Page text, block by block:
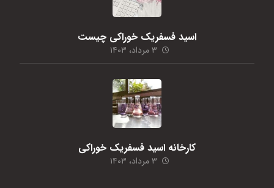
اسید فسفریک خوراکی چیست
۳ مرداد، ۱۴۰۳
کارخانه اسید فسفریک خوراکی
۳ مرداد، ۱۴۰۳